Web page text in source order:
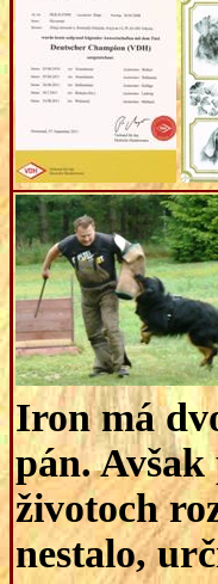
Iron má
pán.
životoch
nestalo,